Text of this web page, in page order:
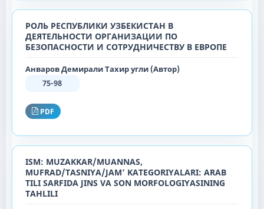
РОЛЬ РЕСПУБЛИКИ УЗБЕКИСТАН В
ДЕЯТЕЛЬНОСТИ ОРГАНИЗАЦИИ ПО
БЕЗОПАСНОСТИ И СОТРУДНИЧЕСТВУ В ЕВРОПЕ
Анваров Демирали Тахир угли (Автор)
75-98
PDF
ISM: MUZAKKAR/MUANNAS,
MUFRAD/TASNIYA/JAM’ KATEGORIYALARI: ARAB
TILI SARFIDA JINS VA SON MORFOLOGIYASINING
TAHLILI